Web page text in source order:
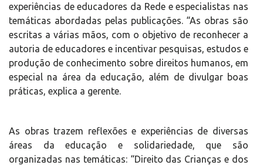
experiências de educadores da Rede e especialistas nas
temáticas abordadas pelas publicações. “As obras são
escritas a várias mãos, com o objetivo de reconhecer a
autoria de educadores e incentivar pesquisas, estudos e
produção de conhecimento sobre direitos humanos, em
especial na área da educação, além de divulgar boas
práticas, explica a gerente.
As obras trazem reflexões e experiências de diversas
áreas da educação e solidariedade, que são
organizadas nas temáticas: “Direito das Crianças e dos